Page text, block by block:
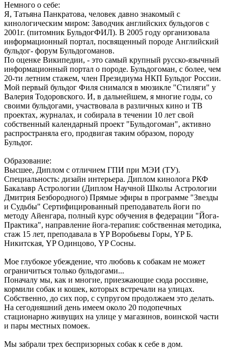
Немного о себе:
Я, Татьяна Панкратова, человек давно знакомый с
кинологическим миром: Заводчик английских бульдогов с
2001г. (питомник БульдогФИЛ). В 2005 году организовала
информационный портал, посвященный породе Английский
бульдог- форум Бульдогоманов.
По оценке Википедии, - это самый крупный русско-язычный
информационный портал о породе. Бульдогоман, с более, чем
20-ти летним стажем, член Президиума НКП Бульдог России.
Мой первый бульдог Филя снимался в мюзикле "Стиляги" у
Валерия Тодоровского. И, в дальнейшем, я многие годы, со
своими бульдогами, участвовала в различных кино и ТВ
проектах, журналах, и собирала в течении 10 лет свой
собственный календарный проект "Бульдогоман", активно
распространяла его, продвигая таким образом, породу
Бульдог.
Образование:
Высшее, Диплом с отличием ГПИ при МЭИ (ТУ).
Специальность: дизайн интерьера. Диплом кинолога РКФ
Бакалавр Астрологии (Диплом Научной Школы Астрологии
Дмитрия Безбородного) Прямые эфиры в программе "Звезды
и Судьбы" Сертифицированный преподаватель йоги по
методу Айенгара, полный курс обучения в федерации "Йога-
Практика", направление йога-терапия: собственная методика,
стаж 15 лет, преподавала в YP Воробьевы Горы, YP Б.
Никитская, YP Одинцово, YP Сосны.
Мое глубокое убеждение, что любовь к собакам не может
ограничиться только бульдогами...
Поначалу мы, как и многие, приезжающие сюда россияне,
кормили собак и кошек, которых встречали на улицах.
Собственно, до сих пор, с супругом продолжаем это делать.
На сегодняшний день имеем около 20 подопечных
стационарно живущих на улице у магазинов, воинской части
и пары местных помоек.
Мы забрали трех беспризорных собак к себе в дом.